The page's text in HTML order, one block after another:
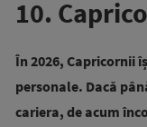
10.
În 2026, Capricornii
personale. Dacă
cariera, de acum